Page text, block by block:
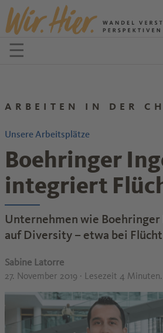
Zum Inhalt springen
☰Menü öffnen
ARBEITEN IN DER
Unsere Arbeitsplätze
Boehringer
integriert
Unternehmen wie
auf Diversity – etwa bei
Sabine Latorre
27. November 2019 · Lesezeit 4 Minuten.